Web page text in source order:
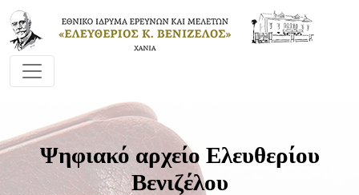
Ψηφιακό αρχείο Ελευθερίου
Βενιζέλου